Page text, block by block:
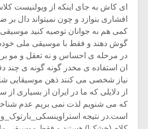
ای کاش به جای اینکه از ویولنیست
افشاری بنوازد و چون نمیتواند دال
کمی هم به جوانان توصیه کنید
گوش دهند و فقط با موسیقی ملی
در مرحله ی احساس و نه تعقل و مو
ان استفاده ی مخدر گونه گونه ی چند
نیاز شخصی می کنند ذهن موسیقایی
از دلایلی که ما در ایران از بسیاری
که می شنویم لذت نمی بریم عدم
است.در نتیجه